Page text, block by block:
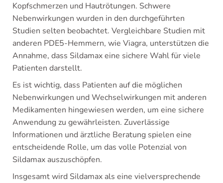
Kopfschmerzen und Hautrötungen. Schwere
Nebenwirkungen wurden in den durchgeführten
Studien selten beobachtet. Vergleichbare Studien mit
anderen PDE5-Hemmern, wie Viagra, unterstützen die
Annahme, dass Sildamax eine sichere Wahl für viele
Patienten darstellt.
Es ist wichtig, dass Patienten auf die möglichen
Nebenwirkungen und Wechselwirkungen mit anderen
Medikamenten hingewiesen werden, um eine sichere
Anwendung zu gewährleisten. Zuverlässige
Informationen und ärztliche Beratung spielen eine
entscheidende Rolle, um das volle Potenzial von
Sildamax auszuschöpfen.
Insgesamt wird Sildamax als eine vielversprechende